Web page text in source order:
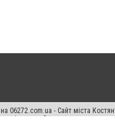
- Сайт міста
Законом.